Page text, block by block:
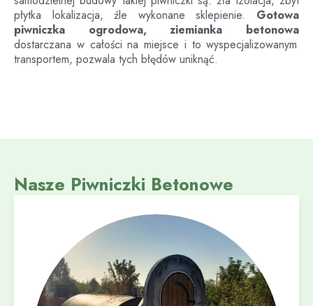
płytka lokalizacja, źle wykonane sklepienie. Gotowa
piwniczka ogrodowa, ziemianka betonowa
dostarczana w całości na miejsce i to wyspecjalizowanym
transportem, pozwala tych błędów uniknąć.
Nasze Piwniczki Betonowe